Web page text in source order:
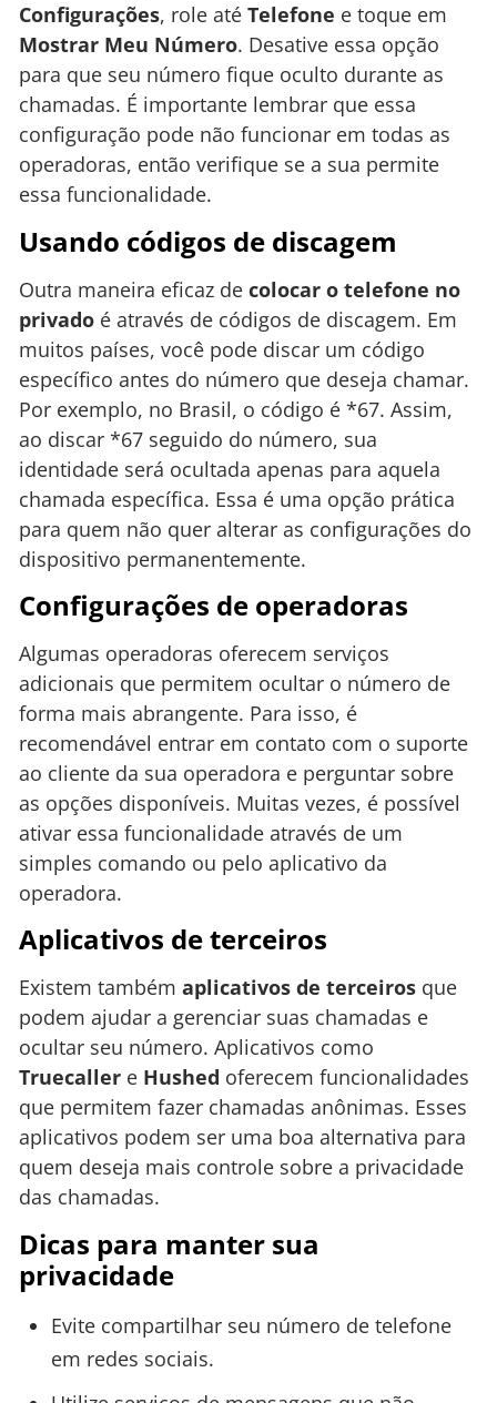
Configurações, role até Telefone e toque em
Mostrar Meu Número. Desative essa opção
para que seu número fique oculto durante as
chamadas. É importante lembrar que essa
configuração pode não funcionar em todas as
operadoras, então verifique se a sua permite
essa funcionalidade.
Usando códigos de discagem
Outra maneira eficaz de colocar o telefone no
privado é através de códigos de discagem. Em
muitos países, você pode discar um código
específico antes do número que deseja chamar.
Por exemplo, no Brasil, o código é *67. Assim,
ao discar *67 seguido do número, sua
identidade será ocultada apenas para aquela
chamada específica. Essa é uma opção prática
para quem não quer alterar as configurações do
dispositivo permanentemente.
Configurações de operadoras
Algumas operadoras oferecem serviços
adicionais que permitem ocultar o número de
forma mais abrangente. Para isso, é
recomendável entrar em contato com o suporte
ao cliente da sua operadora e perguntar sobre
as opções disponíveis. Muitas vezes, é possível
ativar essa funcionalidade através de um
simples comando ou pelo aplicativo da
operadora.
Aplicativos de terceiros
Existem também aplicativos de terceiros que
podem ajudar a gerenciar suas chamadas e
ocultar seu número. Aplicativos como
Truecaller e Hushed oferecem funcionalidades
que permitem fazer chamadas anônimas. Esses
aplicativos podem ser uma boa alternativa para
quem deseja mais controle sobre a privacidade
das chamadas.
Dicas para manter sua
privacidade
Evite compartilhar seu número de telefone
em redes sociais.